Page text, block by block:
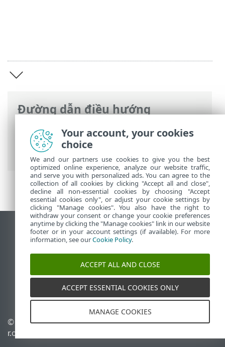
Đường dẫn điều hướng
Trợ giúp trực tuyến của ESET> ESET
Endpoint Security for Android
thiệu
Xem trang web trên máy tính để bàn
End of Life
Cơ sở kiến thức của ESET
ESET Status Portal
Hỗ trợ trong khu vực
© 1992 - 2026 ESET, spol. s
r.o. - Bảo lưu mọi quyền.
Quản lý cookie
Your account, your cookies
choice
We and our partners use cookies to give you the best
optimized online experience, analyze our website traffic,
and serve you with personalized ads. You can agree to the
collection of all cookies by clicking "Accept all and close",
decline all non-essential cookies by choosing "Accept
essential cookies only", or adjust your cookie settings by
clicking "Manage cookies". You also have the right to
withdraw your consent or change your cookie preferences
anytime by clicking the "Manage cookies" link in our website
footer or in your account settings (if available). For more
information, see ourCookie Policy.
ACCEPT ALL AND CLOSE
ACCEPT ESSENTIAL COOKIES ONLY
MANAGE COOKIES